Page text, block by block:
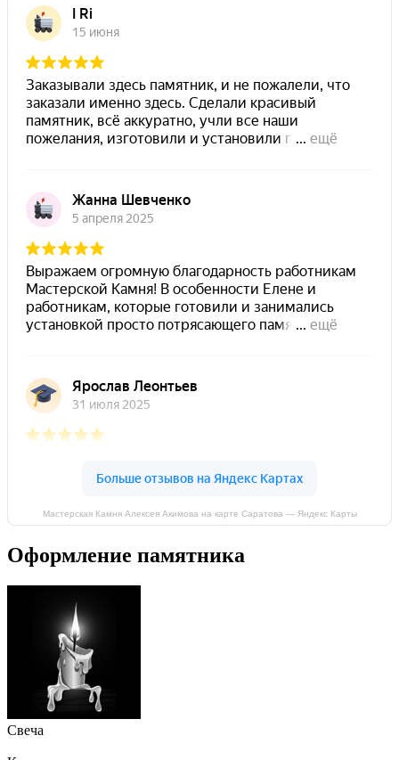
Мастерская Камня Алексея Акимова на карте Саратова — Яндекс Карты
Оформление памятника
Свеча